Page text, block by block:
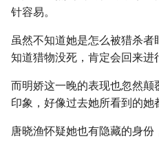
针容易。
虽然不知道她是怎么被猎杀
知道猎物没死，肯定会回来进
而明娇这一晚的表现也忽然
印象，好像过去她所看到的她
唐晓渔怀疑她也有隐藏的身